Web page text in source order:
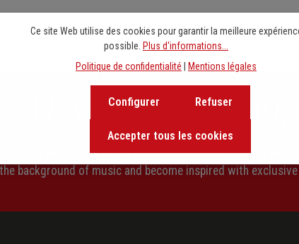
Newsletter signup
Our newsletter keeps you on beat. Discover new releases,
background of music and become inspired with
Ce site Web utilise des cookies pour garantir la meilleure
possible. Plus d'informations...
Politique de confidentialité
Mentions légales
Refuser
Configurer
Accepter tous les cookies